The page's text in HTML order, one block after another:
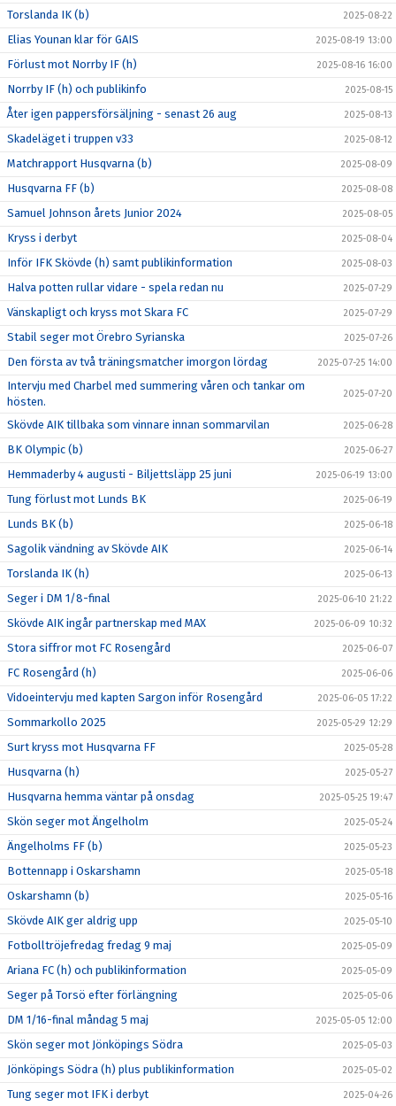
Torslanda IK (b) 2025-08-22
Elias Younan klar för GAIS 2025-08-19 13:00
Förlust mot Norrby IF (h) 2025-08-16 16:00
Norrby IF (h) och publikinfo 2025-08-15
Åter igen pappersförsäljning - senast 26 aug 2025-08-13
Skadeläget i truppen v33 2025-08-12
Matchrapport Husqvarna (b) 2025-08-09
Husqvarna FF (b) 2025-08-08
Samuel Johnson årets Junior 2024 2025-08-05
Kryss i derbyt 2025-08-04
Inför IFK Skövde (h) samt publikinformation 2025-08-03
Halva potten rullar vidare - spela redan nu 2025-07-29
Vänskapligt och kryss mot Skara FC 2025-07-29
Stabil seger mot Örebro Syrianska 2025-07-26
Den första av två träningsmatcher imorgon lördag 2025-07-25 14:00
Intervju med Charbel med summering våren och tankar om
hösten.
2025-07-20
Skövde AIK tillbaka som vinnare innan sommarvilan 2025-06-28
BK Olympic (b) 2025-06-27
Hemmaderby 4 augusti - Biljettsläpp 25 juni 2025-06-19 13:00
Tung förlust mot Lunds BK 2025-06-19
Lunds BK (b) 2025-06-18
Sagolik vändning av Skövde AIK 2025-06-14
Torslanda IK (h) 2025-06-13
Seger i DM 1/8-final 2025-06-10 21:22
Skövde AIK ingår partnerskap med MAX 2025-06-09 10:32
Stora siffror mot FC Rosengård 2025-06-07
FC Rosengård (h) 2025-06-06
Vidoeintervju med kapten Sargon inför Rosengård 2025-06-05 17:22
Sommarkollo 2025 2025-05-29 12:29
Surt kryss mot Husqvarna FF 2025-05-28
Husqvarna (h) 2025-05-27
Husqvarna hemma väntar på onsdag 2025-05-25 19:47
Skön seger mot Ängelholm 2025-05-24
Ängelholms FF (b) 2025-05-23
Bottennapp i Oskarshamn 2025-05-18
Oskarshamn (b) 2025-05-16
Skövde AIK ger aldrig upp 2025-05-10
Fotbolltröjefredag fredag 9 maj 2025-05-09
Ariana FC (h) och publikinformation 2025-05-09
Seger på Torsö efter förlängning 2025-05-06
DM 1/16-final måndag 5 maj 2025-05-05 12:00
Skön seger mot Jönköpings Södra 2025-05-03
Jönköpings Södra (h) plus publikinformation 2025-05-02
Tung seger mot IFK i derbyt 2025-04-26